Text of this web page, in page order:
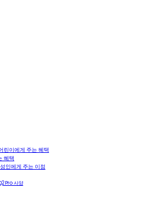
린이에게 주는 혜택
혜택
인에게 주는 이점
Pro 사양